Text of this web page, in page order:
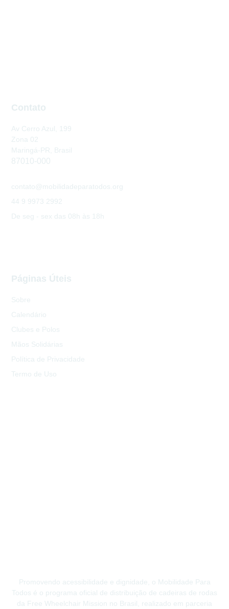
Promovendo acessibilidade e dignidade, o Mobilidade Para
Todos é o programa oficial de distribuição de cadeiras de rodas
da Free Wheelchair Mission no Brasil, realizado em parceria
Páginas Úteis
Sobre
Calendário
Clubes e Polos
Mãos Solidárias
Política de Privacidade
Termo de Uso
Contato
Av Cerro Azul, 199
Zona 02
Maringá-PR, Brasil
87010-000
contato@mobilidadeparatodos.org
44 9 9973 2992
De seg - sex das 08h às 18h